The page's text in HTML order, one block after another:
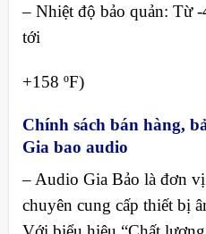
– Nhiệt độ bảo quản: Từ -
tới
+158 ºF)
Chính sách bán hàng,
Gia bao audio
– Audio Gia Bảo là đơn
chuyên cung cấp thiết bị